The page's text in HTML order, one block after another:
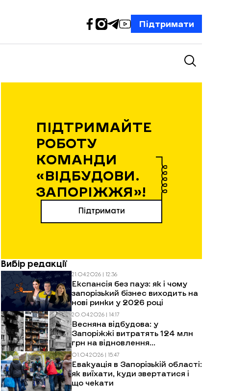
Підтримати
ПІДТРИМАЙТЕ
РОБОТУ
КОМАНДИ
«ВІДБУДОВИ.
ЗАПОРІЖЖЯ»!
Підтримати
Вибір редакції
21.04.2026 | 12:36
Експансія без пауз: як і чому
запорізький бізнес виходить на
нові ринки у 2026 році
20.04.2026 | 14:17
Весняна відбудова: у
Запоріжжі витратять 124 млн
грн на відновлення
багатоповерхівок після
обстрілів
01.04.2026 | 15:47
Евакуація в Запорізькій області:
як виїхати, куди звертатися і
що чекати